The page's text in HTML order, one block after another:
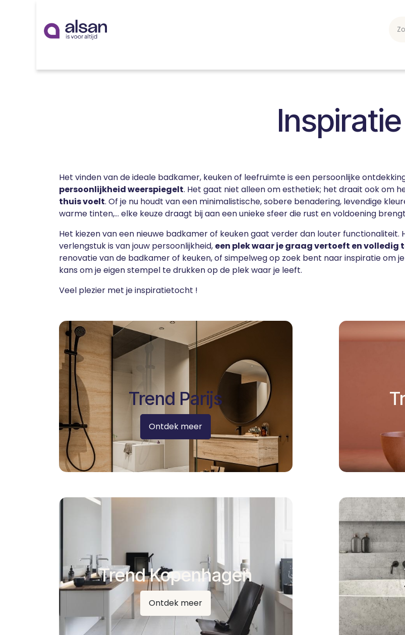
Inspiratie
Het vinden van de ideale badkamer, keuken of leefruimte is een persoonlijke
persoonlijkheid weerspiegelt. Het gaat niet alleen om esthetiek; het draait ook om
thuis voelt. Of je nu houdt van een minimalistische, sobere benadering, levendige
warme tinten,... elke keuze draagt bij aan een unieke sfeer die rust en voldoening
Het kiezen van een nieuwe badkamer of keuken gaat verder dan louter
verlengstuk is van jouw persoonlijkheid, een plek waar je graag vertoeft en volledig
renovatie van de badkamer of keuken, of simpelweg op zoek bent naar inspiratie om
kans om je eigen stempel te drukken op de plek waar je leeft.
Veel plezier met je inspiratietocht !
Trend Parijs
Ontdek meer
Trend Kopenhagen
Ontdek meer